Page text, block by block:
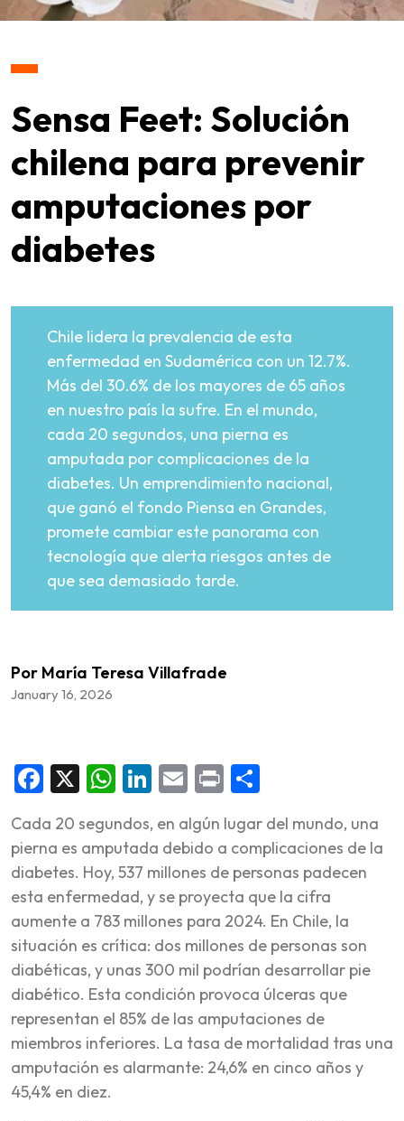
Sensa Feet: Solución
chilena para prevenir
amputaciones por
diabetes
Chile lidera la prevalencia de esta
enfermedad en Sudamérica con un 12.7%.
Más del 30.6% de los mayores de 65 años
en nuestro país la sufre. En el mundo,
cada 20 segundos, una pierna es
amputada por complicaciones de la
diabetes. Un emprendimiento nacional,
que ganó el fondo Piensa en Grandes,
promete cambiar este panorama con
tecnología que alerta riesgos antes de
que sea demasiado tarde.
Por María Teresa Villafrade
January 16, 2026
Facebook
X WhatsApp
LinkedIn
Email
Print
Cada 20 segundos, en algún lugar del mundo, una
pierna es amputada debido a complicaciones de la
diabetes. Hoy, 537 millones de personas padecen
esta enfermedad, y se proyecta que la cifra
aumente a 783 millones para 2024. En Chile, la
situación es crítica: dos millones de personas son
diabéticas, y unas 300 mil podrían desarrollar pie
diabético. Esta condición provoca úlceras que
representan el 85% de las amputaciones de
miembros inferiores. La tasa de mortalidad tras una
amputación es alarmante: 24,6% en cinco años y
45,4% en diez.